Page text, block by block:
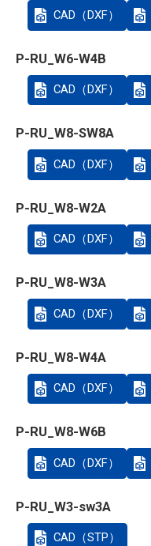
CAD（DXF）
P-RU_W6-W4B
CAD（DXF）
P-RU_W8-SW8A
CAD（DXF）
P-RU_W8-W2A
CAD（DXF）
P-RU_W8-W3A
CAD（DXF）
P-RU_W8-W4A
CAD（DXF）
P-RU_W8-W6B
CAD（DXF）
P-RU_W3-sw3A
CAD（STP）